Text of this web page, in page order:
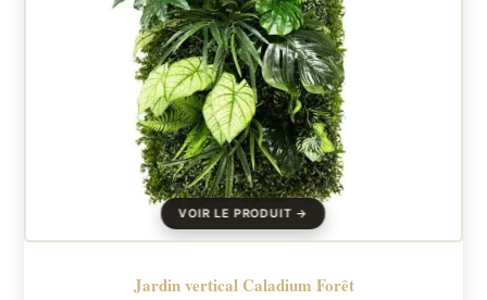
Jardin vertical Caladium Forêt